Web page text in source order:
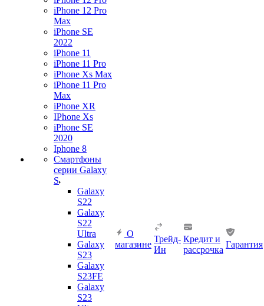
iPhone 12 Pro
Max
iPhone SE
2022
iPhone 11
iPhone 11 Pro
iPhone Xs Max
iPhone 11 Pro
Max
iPhone XR
IPhone Xs
iPhone SE
2020
Iphone 8
Смартфоны
серии Galaxy
S
Galaxy
S22
Galaxy
S22
Ultra
Galaxy
S23
Galaxy
S23FE
Galaxy
S23
О
магазине
Трейд-
Ин
Кредит и
рассрочка
Гарантия